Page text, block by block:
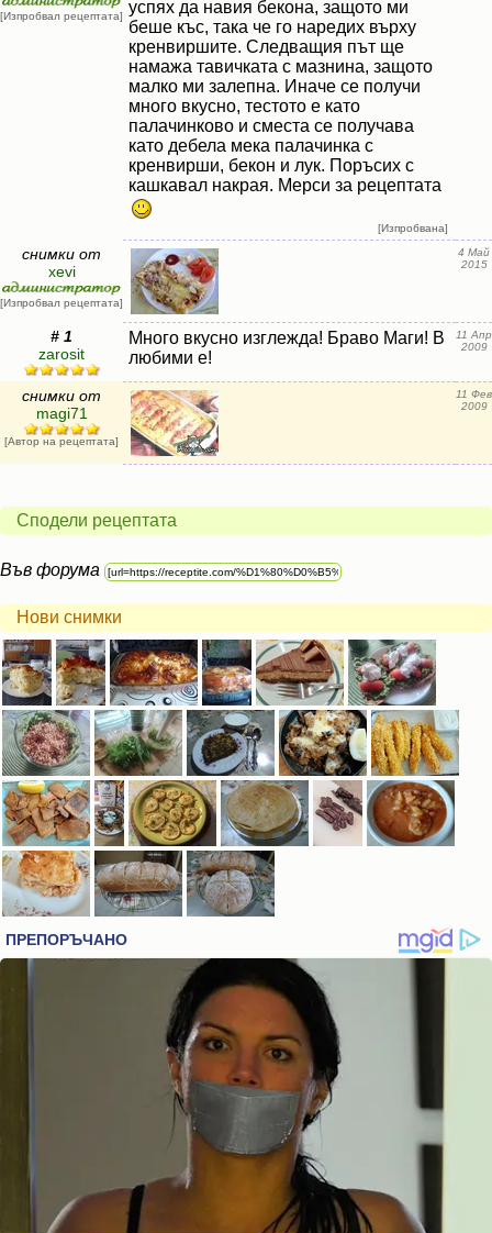
[Изпробвал рецептата] успях да навия бекона, защото ми
беше къс, така че го наредих върху
кренвиршите. Следващия път ще
намажа тавичката с мазнина, защото
малко ми залепна. Иначе се получи
много вкусно, тестото е като
палачинково и сместа се получава
като дебела мека палачинка с
кренвирши, бекон и лук. Поръсих с
кашкавал накрая. Мерси за рецептата
[Изпробвана]
снимки от
xevi
[Изпробвал рецептата]
4 Май
2015
# 1
zarosit
Много вкусно изглежда! Браво Маги! В
любими е!
11 Апр
2009
снимки от
magi71
[Автор на рецептата]
11 Фев
2009
Сподели рецептата
Във форума
Нови снимки